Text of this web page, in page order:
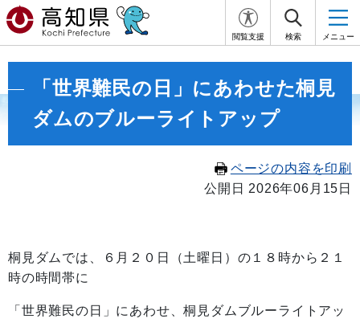
閲覧支援 検索 メニュー
「世界難民の日」にあわせた桐見
ダムのブルーライトアップ
ページの内容を印刷
公開日 2026年06月15日
桐見ダムでは、６月２０日（土曜日）の１８時から２１
時の時間帯に
「世界難民の日」にあわせ、桐見ダムブルーライトアッ